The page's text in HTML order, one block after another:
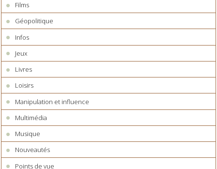
Films
Géopolitique
Infos
Jeux
Livres
Loisirs
Manipulation et influence
Multimédia
Musique
Nouveautés
Points de vue